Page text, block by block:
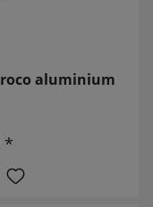
aluminium
*